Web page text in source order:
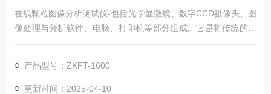
在线颗粒图像分析测试仪-包括光学显微镜、数字CCD摄像头、图
像处理与分析软件、电脑、打印机等部分组成。它是将传统的显
微测量方法与现代的图像处理技术结合的产物。
产品型号：ZKFT-1600
更新时间：2025-04-10